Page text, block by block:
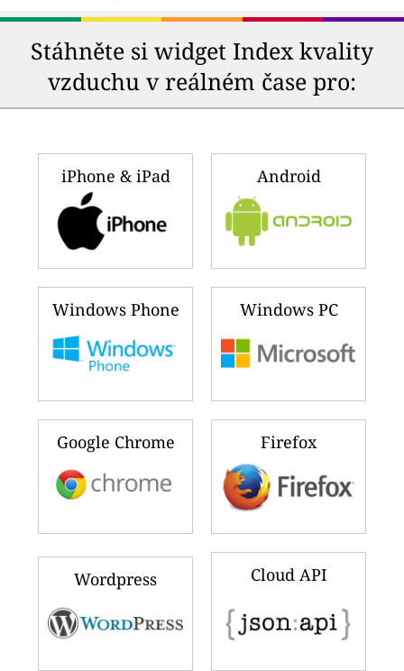
Stáhněte si widget Index kvality
vzduchu v reálném čase pro:
iPhone & iPad Android
Windows Phone Windows PC
Google Chrome Firefox
Wordpress Cloud API